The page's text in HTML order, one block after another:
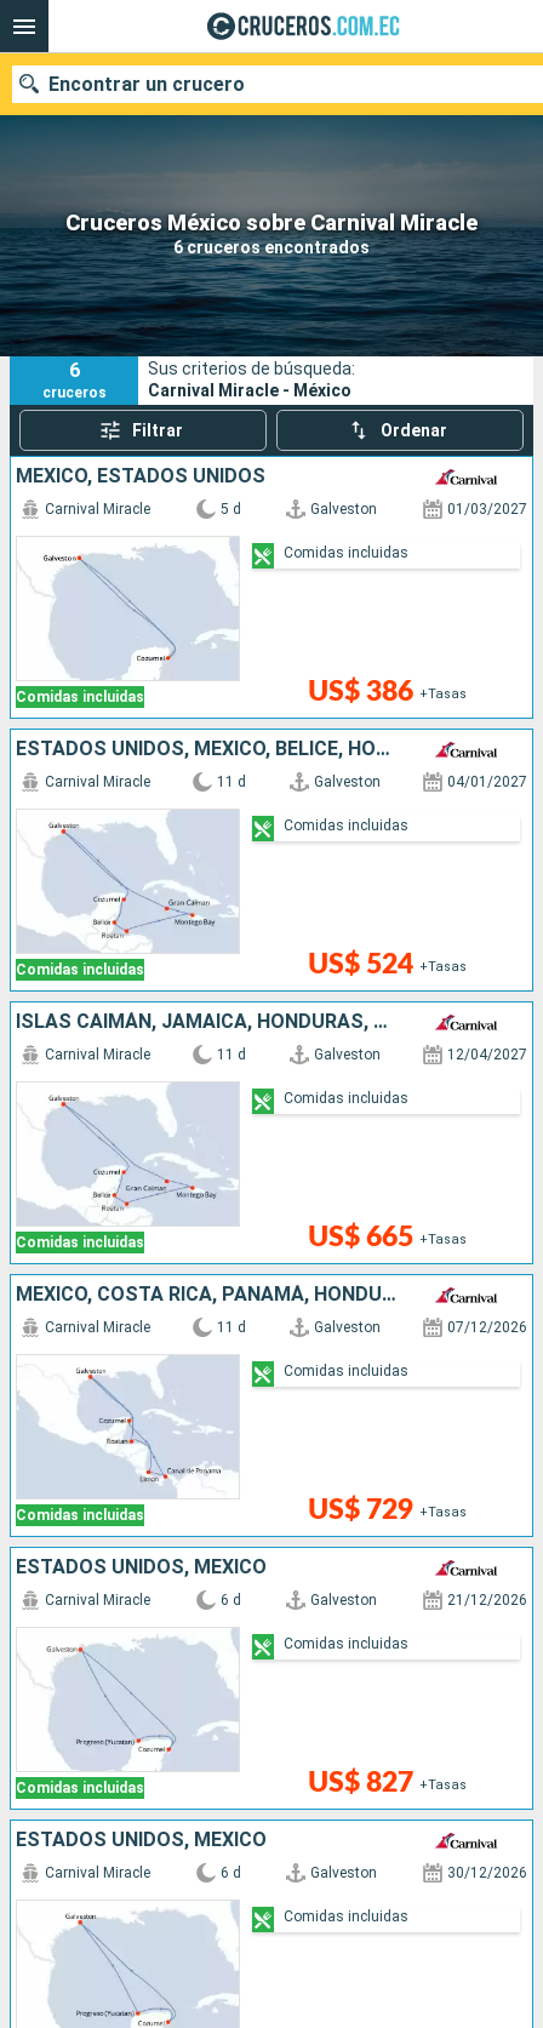
Cruceros México sobre Carnival Miracle
6 cruceros encontrados
Encontrar un crucero
Nuestros destinos
Fecha de salida
Puertos Compañías
Buscar
6
cruceros
Sus criterios de búsqueda:
Carnival Miracle - México
Filtrar Ordenar
MÉXICO, ESTADOS UNIDOS
Comidas incluidas
Carnival Miracle 5 d Galveston 01/03/2027
US$ 386 +Tasas
Comidas incluidas
ESTADOS UNIDOS, MÉXICO, BELICE, HONDURAS, JAMAICA, ISLAS CAIMÁN
Comidas incluidas
Carnival Miracle 11 d Galveston 04/01/2027
US$ 524 +Tasas
Comidas incluidas
ISLAS CAIMÁN, JAMAICA, HONDURAS, BELICE, MÉXICO, ESTADOS UNIDOS
Comidas incluidas
Carnival Miracle 11 d Galveston 12/04/2027
US$ 665 +Tasas
Comidas incluidas
MÉXICO, COSTA RICA, PANAMÁ, HONDURAS, ESTADOS UNIDOS
Comidas incluidas
Carnival Miracle 11 d Galveston 07/12/2026
US$ 729 +Tasas
Comidas incluidas
ESTADOS UNIDOS, MÉXICO
Comidas incluidas
Carnival Miracle 6 d Galveston 21/12/2026
US$ 827 +Tasas
Comidas incluidas
ESTADOS UNIDOS, MÉXICO
Carnival Miracle 6 d Galveston 30/12/2026
Comidas incluidas